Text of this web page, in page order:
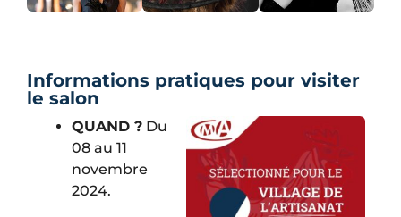
Informations pratiques pour visiter
le salon
QUAND ? Du
08 au 11
novembre
2024.